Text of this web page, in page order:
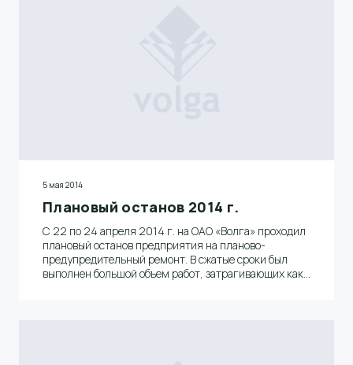
5 мая 2014
Плановый останов 2014 г.
С 22 по 24 апреля 2014 г. на ОАО «Волга» проходил
плановый останов предприятия на планово-
предупредительный ремонт. В сжатые сроки был
выполнен большой объем работ, затрагивающих как